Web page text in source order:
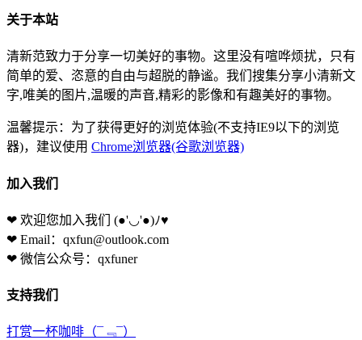
关于本站
清新范致力于分享一切美好的事物。这里没有喧哗烦扰，只有
简单的爱、恣意的自由与超脱的静谧。我们搜集分享小清新文
字,唯美的图片,温暖的声音,精彩的影像和有趣美好的事物。
温馨提示：为了获得更好的浏览体验(不支持IE9以下的浏览
器)，建议使用 Chrome浏览器(谷歌浏览器)
加入我们
❤ 欢迎您加入我们 (●'◡'●)ﾉ♥
❤ Email：qxfun@outlook.com
❤ 微信公众号：qxfuner
支持我们
打赏一杯咖啡 （¯﹃¯）